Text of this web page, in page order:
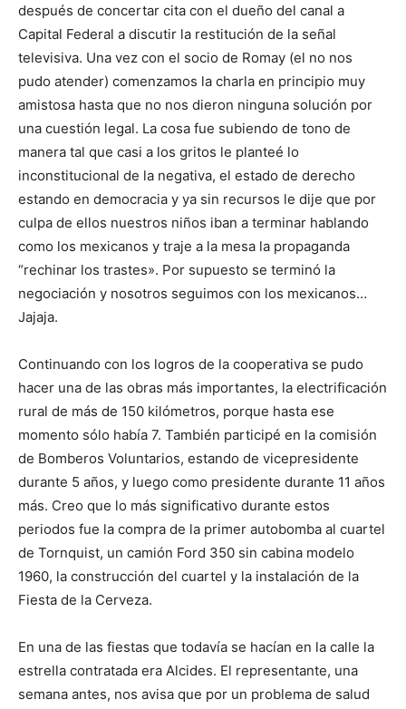
después de concertar cita con el dueño del canal a
Capital Federal a discutir la restitución de la señal
televisiva. Una vez con el socio de Romay (el no nos
pudo atender) comenzamos la charla en principio muy
amistosa hasta que no nos dieron ninguna solución por
una cuestión legal. La cosa fue subiendo de tono de
manera tal que casi a los gritos le planteé lo
inconstitucional de la negativa, el estado de derecho
estando en democracia y ya sin recursos le dije que por
culpa de ellos nuestros niños iban a terminar hablando
como los mexicanos y traje a la mesa la propaganda
“rechinar los trastes». Por supuesto se terminó la
negociación y nosotros seguimos con los mexicanos…
Jajaja.
Continuando con los logros de la cooperativa se pudo
hacer una de las obras más importantes, la electrificación
rural de más de 150 kilómetros, porque hasta ese
momento sólo había 7. También participé en la comisión
de Bomberos Voluntarios, estando de vicepresidente
durante 5 años, y luego como presidente durante 11 años
más. Creo que lo más significativo durante estos
periodos fue la compra de la primer autobomba al cuartel
de Tornquist, un camión Ford 350 sin cabina modelo
1960, la construcción del cuartel y la instalación de la
Fiesta de la Cerveza.
En una de las fiestas que todavía se hacían en la calle la
estrella contratada era Alcides. El representante, una
semana antes, nos avisa que por un problema de salud